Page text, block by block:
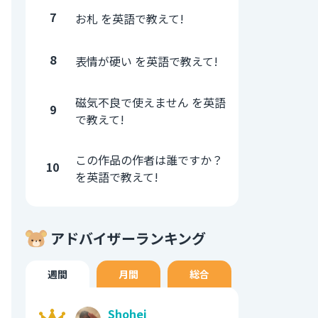
7 お札 を英語で教えて!
8 表情が硬い を英語で教えて!
9
磁気不良で使えません を英語
で教えて!
10
この作品の作者は誰ですか？
を英語で教えて!
アドバイザーランキング
週間 月間 総合
Shohei